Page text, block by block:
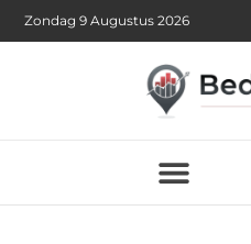
Zondag 9 Augustus 2026